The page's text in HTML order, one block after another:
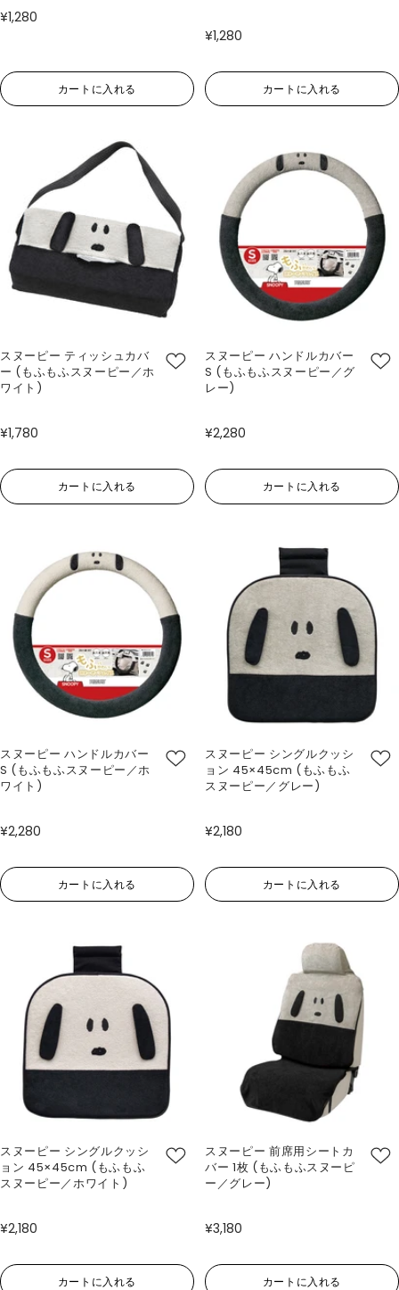
¥1,280
カートに入れる
¥1,280
カートに入れる
スヌーピー ティッシュカバ
ー (もふもふスヌーピー／ホ
ワイト)
¥1,780
カートに入れる
スヌーピー ハンドルカバー
S (もふもふスヌーピー／グ
レー)
¥2,280
カートに入れる
スヌーピー ハンドルカバー
S (もふもふスヌーピー／ホ
ワイト)
¥2,280
カートに入れる
スヌーピー シングルクッシ
ョン 45×45cm (もふもふ
スヌーピー／グレー)
¥2,180
カートに入れる
スヌーピー シングルクッシ
ョン 45×45cm (もふもふ
スヌーピー／ホワイト)
¥2,180
カートに入れる
スヌーピー 前席用シートカ
バー 1枚 (もふもふスヌーピ
ー／グレー)
¥3,180
カートに入れる